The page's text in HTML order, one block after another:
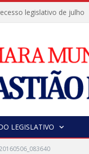
legislativo de julho
LEGISLATIVO